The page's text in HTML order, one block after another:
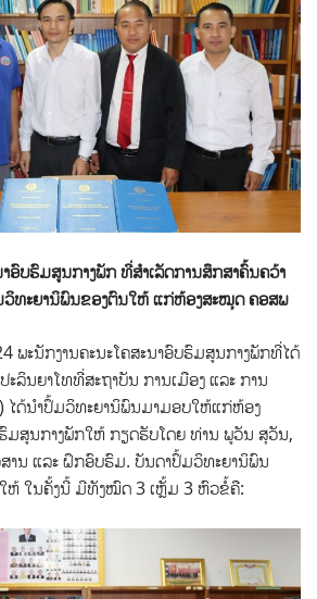
າອົບຮົມສູນກາງພັກ ທີ່ສໍາເລັດການສຶກສາຄົ້ນຄວ້າ
ທະຍານິພົນຂອງຕົນໃຫ້ ແກ່ຫ້ອງສະໝຸດ ຄອສພ
ພະນັກງານຄະນະໂຄສະນາອົບຮົມສູນກາງພັກທີ່ໄດ້
ະລິນຍາໂທທີ່ສະຖາບັນ ການເມືອງ ແລະ ການ
ໄດ້ນໍາປຶ້ມວິທະຍານິພົນມາມອບໃຫ້ແກ່ຫ້ອງ
ມສູນກາງພັກໃຫ້ ກຽດຮັບໂດຍ ທ່ານ ພູວັນ ສຸວັນ,
ນ ແລະ ຝຶກອົບຮົມ. ບັນດາປຶ້ມວິທະຍານິພົນ
ຫ້ ໃນຄັ້ງນີ້ ມີທັງໝົດ 3 ເຫຼັ້ມ 3 ຫົວຂໍ້ຄື: